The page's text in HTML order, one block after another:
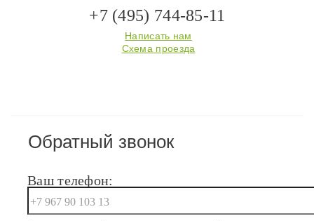
+7 (495) 744-85-11
Написать нам
Схема проезда
Обратный звонок
Ваш телефон: